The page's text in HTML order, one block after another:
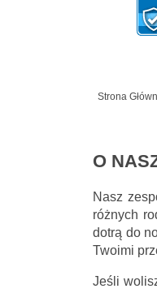
Strona
O
Nasz
różnych
dotrą do
Twoimi
Jeśli